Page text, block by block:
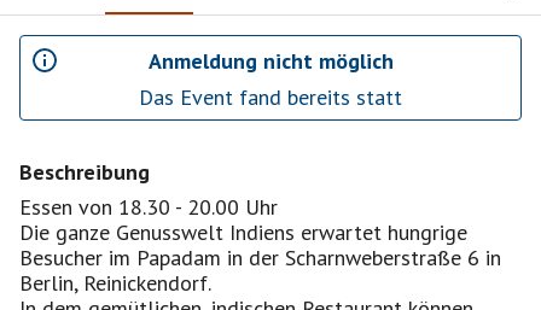
Anmeldung nicht möglich
Das Event fand bereits statt
Beschreibung
Essen von 18.30 - 20.00 Uhr
Die ganze Genusswelt Indiens erwartet hungrige
Besucher im Papadam in der Scharnweberstraße 6 in
Berlin, Reinickendorf.